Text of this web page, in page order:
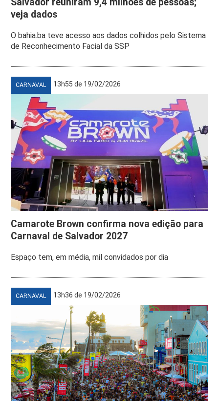
veja dados
O bahia.ba teve acesso aos dados colhidos pelo Sistema
de Reconhecimento Facial da SSP
CARNAVAL 13h55 de 19/02/2026
Camarote Brown confirma nova edição para
Carnaval de Salvador 2027
Espaço tem, em média, mil convidados por dia
CARNAVAL 13h36 de 19/02/2026